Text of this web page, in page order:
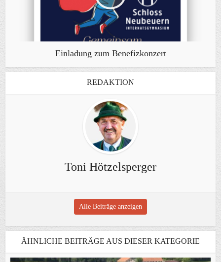
Einladung zum Benefizkonzert
REDAKTION
Toni Hötzelsperger
Alle Beiträge anzeigen
ÄHNLICHE BEITRÄGE AUS DIESER KATEGORIE